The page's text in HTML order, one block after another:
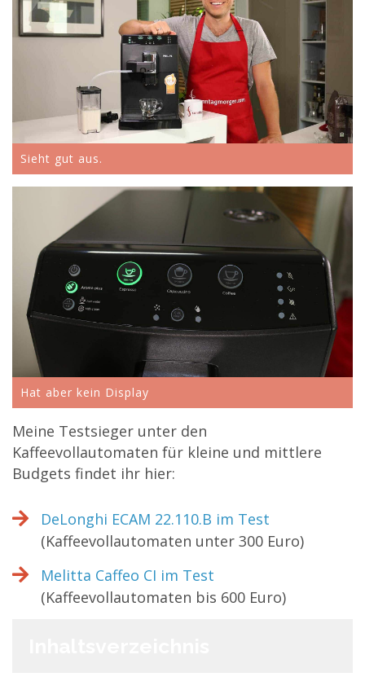
Sieht gut aus.
Hat aber kein Display
Meine Testsieger unter den
Kaffeevollautomaten für kleine und mittlere
Budgets findet ihr hier:
DeLonghi ECAM 22.110.B im Test
(Kaffeevollautomaten unter 300 Euro)
Melitta Caffeo CI im Test
(Kaffeevollautomaten bis 600 Euro)